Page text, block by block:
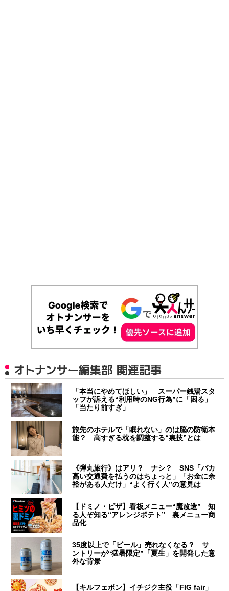
オトナンサー編集部 関連記事
「本当にやめてほしい」 スーパー銭湯スタ
ッフが訴える“利用時のNG行為”に「困る」
「当たり前すぎ」
旅先のホテルで「眠れない」のは脳の防衛本
能？ 高すぎる枕を調整する“裏技”とは
《弾丸旅行》はアリ？ ナシ？ SNS「バカ
高い交通費を払うのはちょっと」「お金に余
裕がある人だけ」“よく行く人”の意見は
【ドミノ・ピザ】看板メニュー“魔改造” 知
る人ぞ知る“アレンジポテト” 裏メニュー商
品化
35度以上で「ビール」売れなくなる？ サ
ントリーが“猛暑限定”「夏生」を開発した意
外な背景
【キルフェボン】イチジク主役「FIG fair」